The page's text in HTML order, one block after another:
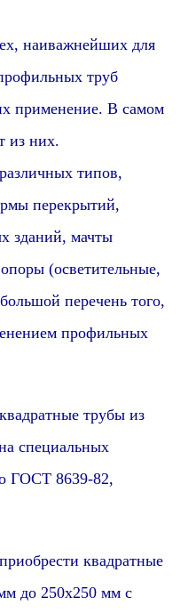
для
труб
применение.В самом
из них.
типов,
перекрытий,
зданий, мачты
(осветительные,
перечень того,
профильных
трубы из
специальных
ГОСТ 8639-82,
квадратные
до 250х250 мм с